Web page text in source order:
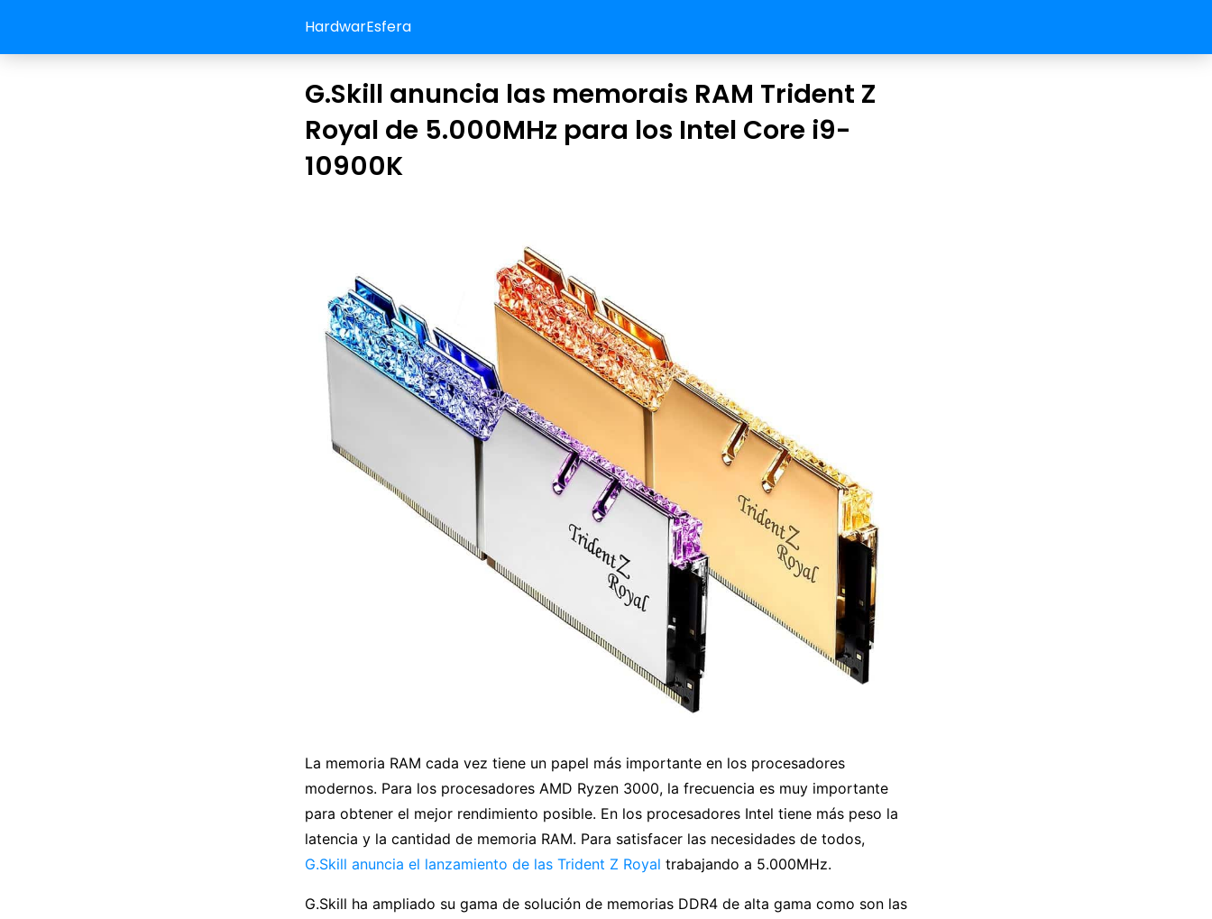
HardwarEsfera
G.Skill anuncia las memorais RAM Trident Z
Royal de 5.000MHz para los Intel Core i9-
10900K
La memoria RAM cada vez tiene un papel más importante en los procesadores
modernos. Para los procesadores AMD Ryzen 3000, la frecuencia es muy importante
para obtener el mejor rendimiento posible. En los procesadores Intel tiene más peso la
latencia y la cantidad de memoria RAM. Para satisfacer las necesidades de todos,
G.Skill anuncia el lanzamiento de las Trident Z Royal trabajando a 5.000MHz.
G.Skill ha ampliado su gama de solución de memorias DDR4 de alta gama como son las